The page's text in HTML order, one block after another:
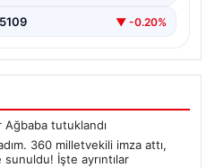
▼ -0.20%
Ağbaba tutuklandı
360 milletvekili imza attı,
İşte ayrıntılar